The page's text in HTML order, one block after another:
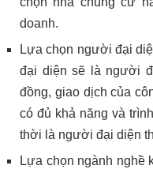
doanh.
Lựa chọn người đại
đại diện sẽ là người
đồng, giao dịch của
có đủ khả năng và
thời là người đại diện
Lựa chọn ngành nghề